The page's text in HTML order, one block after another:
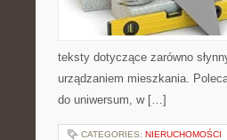
teksty dotyczące zarówno
urządzaniem mieszkania.
do uniwersum, w […]
CATEGORIES: NIERUCHOMOŚCI